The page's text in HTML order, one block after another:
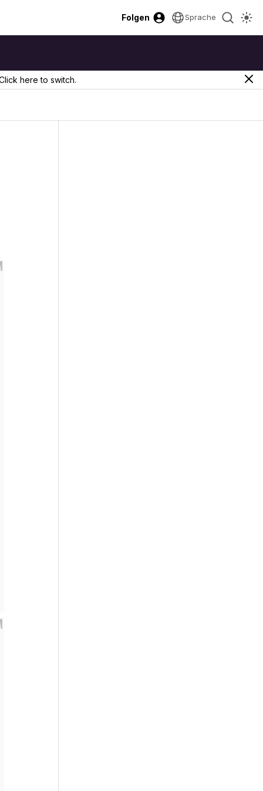
Folgen Sprache
here to switch.